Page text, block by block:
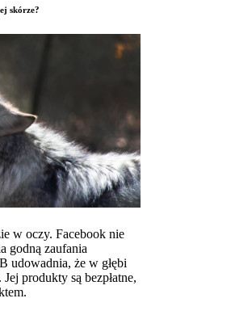
skórze?
w oczy. Facebook nie
godną zaufania
udowadnia, że ​​w głębi
produkty są bezpłatne,